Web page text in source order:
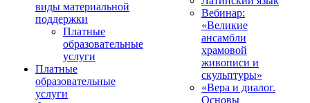
виды материальной
поддержки
Платные
образовательные
услуги
Платные
образовательные
услуги
Вебинар:
«Великие
ансамбли
храмовой
живописи и
скульптуры»
«Вера и диалог.
Основы